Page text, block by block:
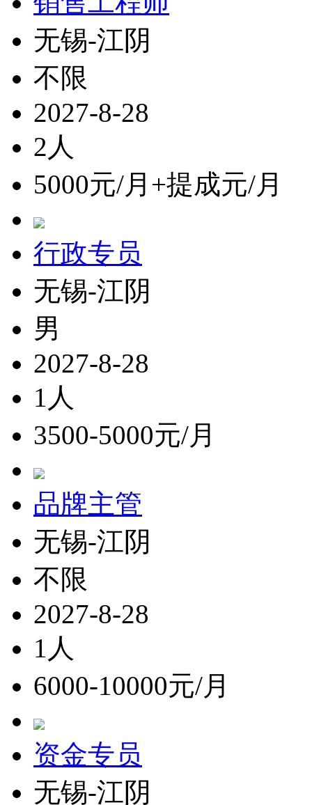
无锡-江阴
不限
2027-8-28
2人
5000元/月+提成元/月
行政专员
无锡-江阴
男
2027-8-28
1人
3500-5000元/月
品牌主管
无锡-江阴
不限
2027-8-28
1人
6000-10000元/月
资金专员
无锡-江阴